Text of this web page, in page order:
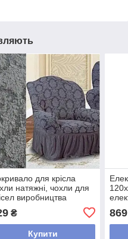
для крісла
натяжні, чохли для
виробництва
Темно сірий
₴
Купити
869